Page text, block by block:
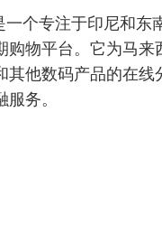
一个专注于印尼和东
购物平台。它为马
其他数码产品的在
务。